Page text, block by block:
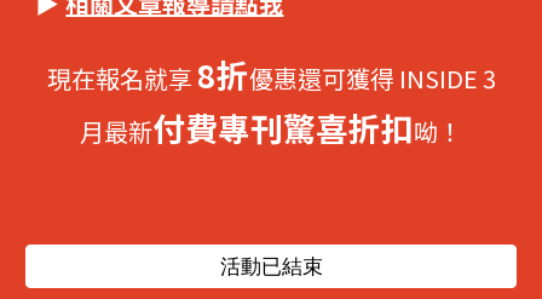
現在報名就享 8折優惠還可獲得 INSIDE 3
月最新付費專刊驚喜折扣呦！
活動已結束